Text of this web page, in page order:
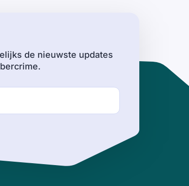
de nieuwste updates